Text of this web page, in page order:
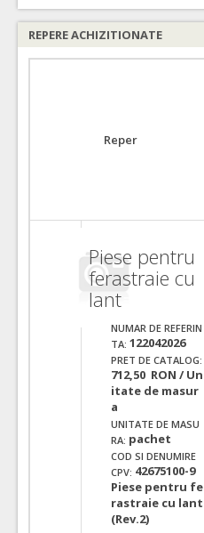
REPERE ACHIZITIONATE
Reper
Piese pentru
ferastraie cu
lant
NUMAR DE REFERIN
TA: 122042026
PRET DE CATALOG:
712,50 RON / Un
itate de masur
a
UNITATE DE MASU
RA: pachet
COD SI DENUMIRE
CPV: 42675100-9
Piese pentru fe
rastraie cu lant
(Rev.2)